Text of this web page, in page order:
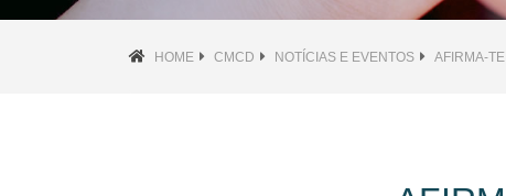
HOME CMCD NOTÍCIAS E EVENTOS AFIRMA-